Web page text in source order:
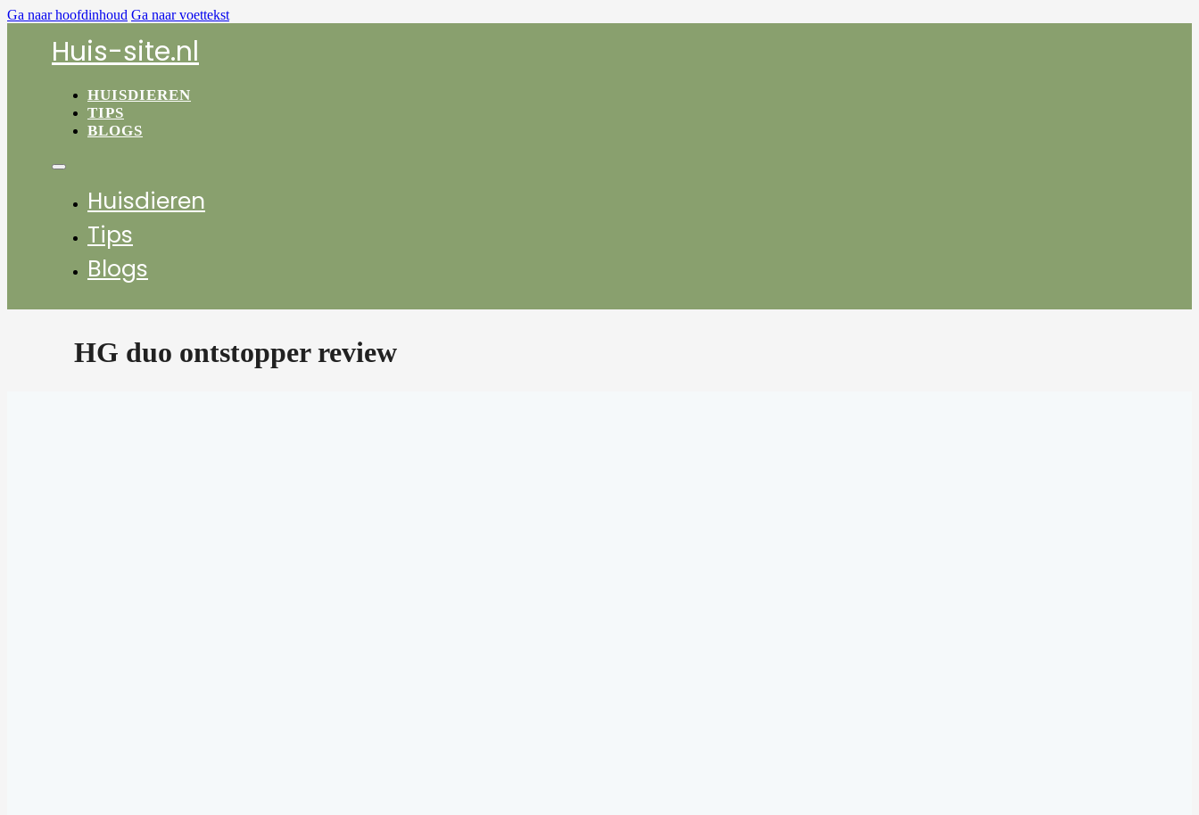
Ga naar hoofdinhoud Ga naar voettekst
Huis-site.nl
HUISDIEREN
TIPS
BLOGS
Huisdieren
Tips
Blogs
HG duo ontstopper review